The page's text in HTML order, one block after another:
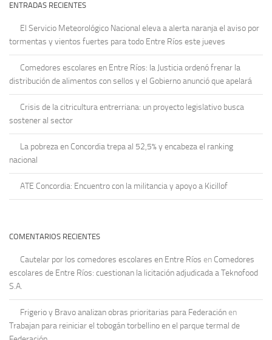
ENTRADAS RECIENTES
El Servicio Meteorológico Nacional eleva a alerta naranja el aviso por
tormentas y vientos fuertes para todo Entre Ríos este jueves
Comedores escolares en Entre Ríos: la Justicia ordenó frenar la
distribución de alimentos con sellos y el Gobierno anunció que apelará
Crisis de la citricultura entrerriana: un proyecto legislativo busca
sostener al sector
La pobreza en Concordia trepa al 52,5% y encabeza el ranking
nacional
ATE Concordia: Encuentro con la militancia y apoyo a Kicillof
COMENTARIOS RECIENTES
Cautelar por los comedores escolares en Entre Ríos en Comedores
escolares de Entre Ríos: cuestionan la licitación adjudicada a Teknofood
S.A.
Frigerio y Bravo analizan obras prioritarias para Federación en
Trabajan para reiniciar el tobogán torbellino en el parque termal de